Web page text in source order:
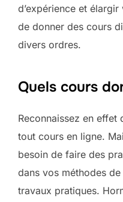
d’expérience et
de donner des cours
divers ordres.
Quels cours
Reconnaissez en
tout cours en ligne.
besoin de faire des
dans vos méthodes
travaux pratiques.